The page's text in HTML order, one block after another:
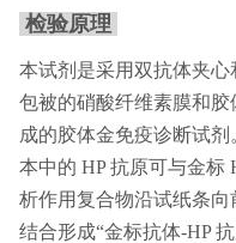
检验原理
本试剂是采用双抗体夹
包被的硝酸纤维素膜和胶
成的胶体金免疫诊断试
本中的 HP 抗原可与金标
析作用复合物沿试纸条
结合形成“金标抗体-HP